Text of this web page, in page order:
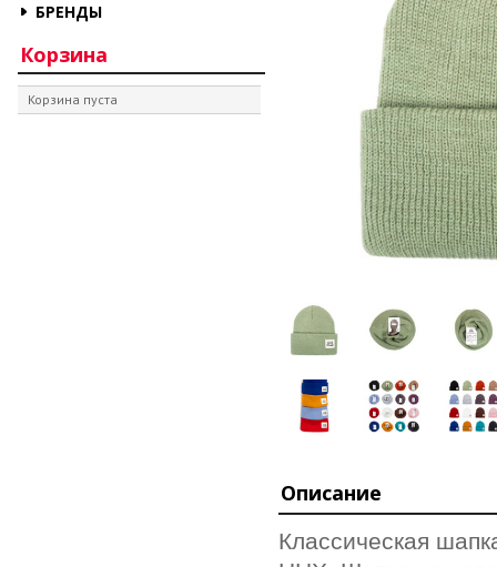
БРЕНДЫ
Корзина
Корзина пуста
Описание
Классическая